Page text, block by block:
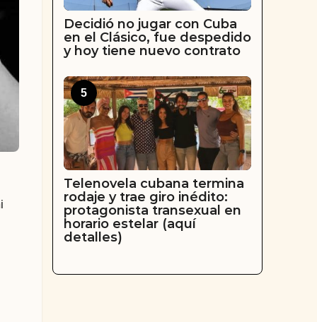
Decidió no jugar con Cuba
en el Clásico, fue despedido
y hoy tiene nuevo contrato
5
Telenovela cubana termina
rodaje y trae giro inédito:
protagonista transexual en
horario estelar (aquí
detalles)